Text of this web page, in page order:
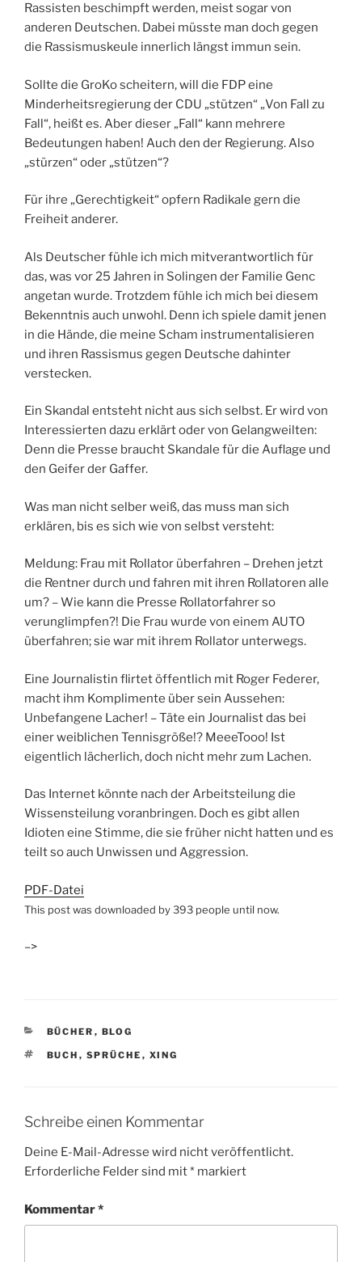
Rassisten beschimpft werden, meist sogar von
anderen Deutschen. Dabei müsste man doch gegen
die Rassismuskeule innerlich längst immun sein.
Sollte die GroKo scheitern, will die FDP eine
Minderheitsregierung der CDU „stützen“ „Von Fall zu
Fall“, heißt es. Aber dieser „Fall“ kann mehrere
Bedeutungen haben! Auch den der Regierung. Also
„stürzen“ oder „stützen“?
Für ihre „Gerechtigkeit“ opfern Radikale gern die
Freiheit anderer.
Als Deutscher fühle ich mich mitverantwortlich für
das, was vor 25 Jahren in Solingen der Familie Genc
angetan wurde. Trotzdem fühle ich mich bei diesem
Bekenntnis auch unwohl. Denn ich spiele damit jenen
in die Hände, die meine Scham instrumentalisieren
und ihren Rassismus gegen Deutsche dahinter
verstecken.
Ein Skandal entsteht nicht aus sich selbst. Er wird von
Interessierten dazu erklärt oder von Gelangweilten:
Denn die Presse braucht Skandale für die Auflage und
den Geifer der Gaffer.
Was man nicht selber weiß, das muss man sich
erklären, bis es sich wie von selbst versteht:
Meldung: Frau mit Rollator überfahren – Drehen jetzt
die Rentner durch und fahren mit ihren Rollatoren alle
um? – Wie kann die Presse Rollatorfahrer so
verunglimpfen?! Die Frau wurde von einem AUTO
überfahren; sie war mit ihrem Rollator unterwegs.
Eine Journalistin flirtet öffentlich mit Roger Federer,
macht ihm Komplimente über sein Aussehen:
Unbefangene Lacher! – Täte ein Journalist das bei
einer weiblichen Tennisgröße!? MeeeTooo! Ist
eigentlich lächerlich, doch nicht mehr zum Lachen.
Das Internet könnte nach der Arbeitsteilung die
Wissensteilung voranbringen. Doch es gibt allen
Idioten eine Stimme, die sie früher nicht hatten und es
teilt so auch Unwissen und Aggression.
PDF-Datei
This post was downloaded by 393 people until now.
–>
KATEGORIEN
BÜCHER , BLOG
SCHLAGWÖRTER
BUCH , SPRÜCHE , XING
Schreibe einen Kommentar
Deine E-Mail-Adresse wird nicht veröffentlicht.
Erforderliche Felder sind mit* markiert
Kommentar*